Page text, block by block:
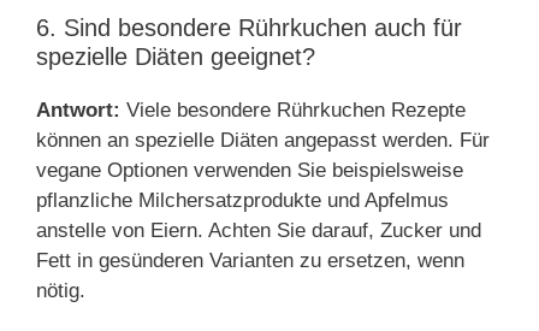
6. Sind besondere Rührkuchen auch für
spezielle Diäten geeignet?
Antwort: Viele besondere Rührkuchen Rezepte
können an spezielle Diäten angepasst werden. Für
vegane Optionen verwenden Sie beispielsweise
pflanzliche Milchersatzprodukte und Apfelmus
anstelle von Eiern. Achten Sie darauf, Zucker und
Fett in gesünderen Varianten zu ersetzen, wenn
nötig.